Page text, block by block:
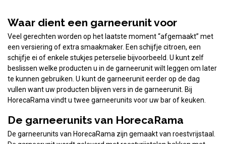
Waar dient een garneerunit voor
Veel gerechten worden op het laatste moment “afgemaakt” met
een versiering of extra smaakmaker. Een schijfje citroen, een
schijfje ei of enkele stukjes peterselie bijvoorbeeld. U kunt zelf
beslissen welke producten u in de garneerunit wilt leggen om later
te kunnen gebruiken. U kunt de garneerunit eerder op de dag
vullen want uw producten blijven vers in de garneerunit. Bij
HorecaRama vindt u twee garneerunits voor uw bar of keuken.
De garneerunits van HorecaRama
De garneerunits van HorecaRama zijn gemaakt van roestvrijstaal.